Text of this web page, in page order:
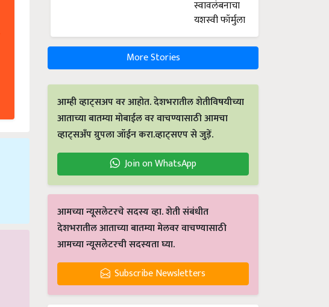
More Stories
आम्ही व्हाट्सअप वर आहोत. देशभरातील शेतीविषयीच्या
आताच्या बातम्या मोबाईल वर वाचण्यासाठी आमचा
व्हाट्सअँप ग्रुपला जॉईन करा.व्हाट्सएप से जुड़ें.
Join on WhatsApp
आमच्या न्यूसलेटरचे सदस्य व्हा. शेती संबंधीत
देशभरातील आताच्या बातम्या मेलवर वाचण्यासाठी
आमच्या न्यूसलेटरची सदस्यता घ्या.
Subscribe Newsletters